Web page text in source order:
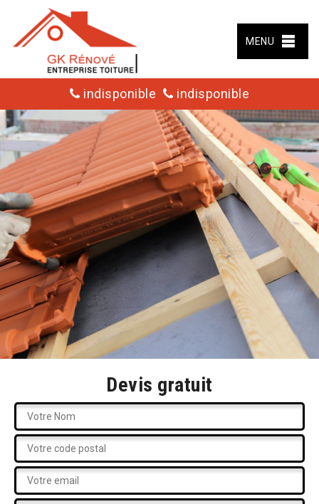
MENU
indisponible indisponible
Devis gratuit